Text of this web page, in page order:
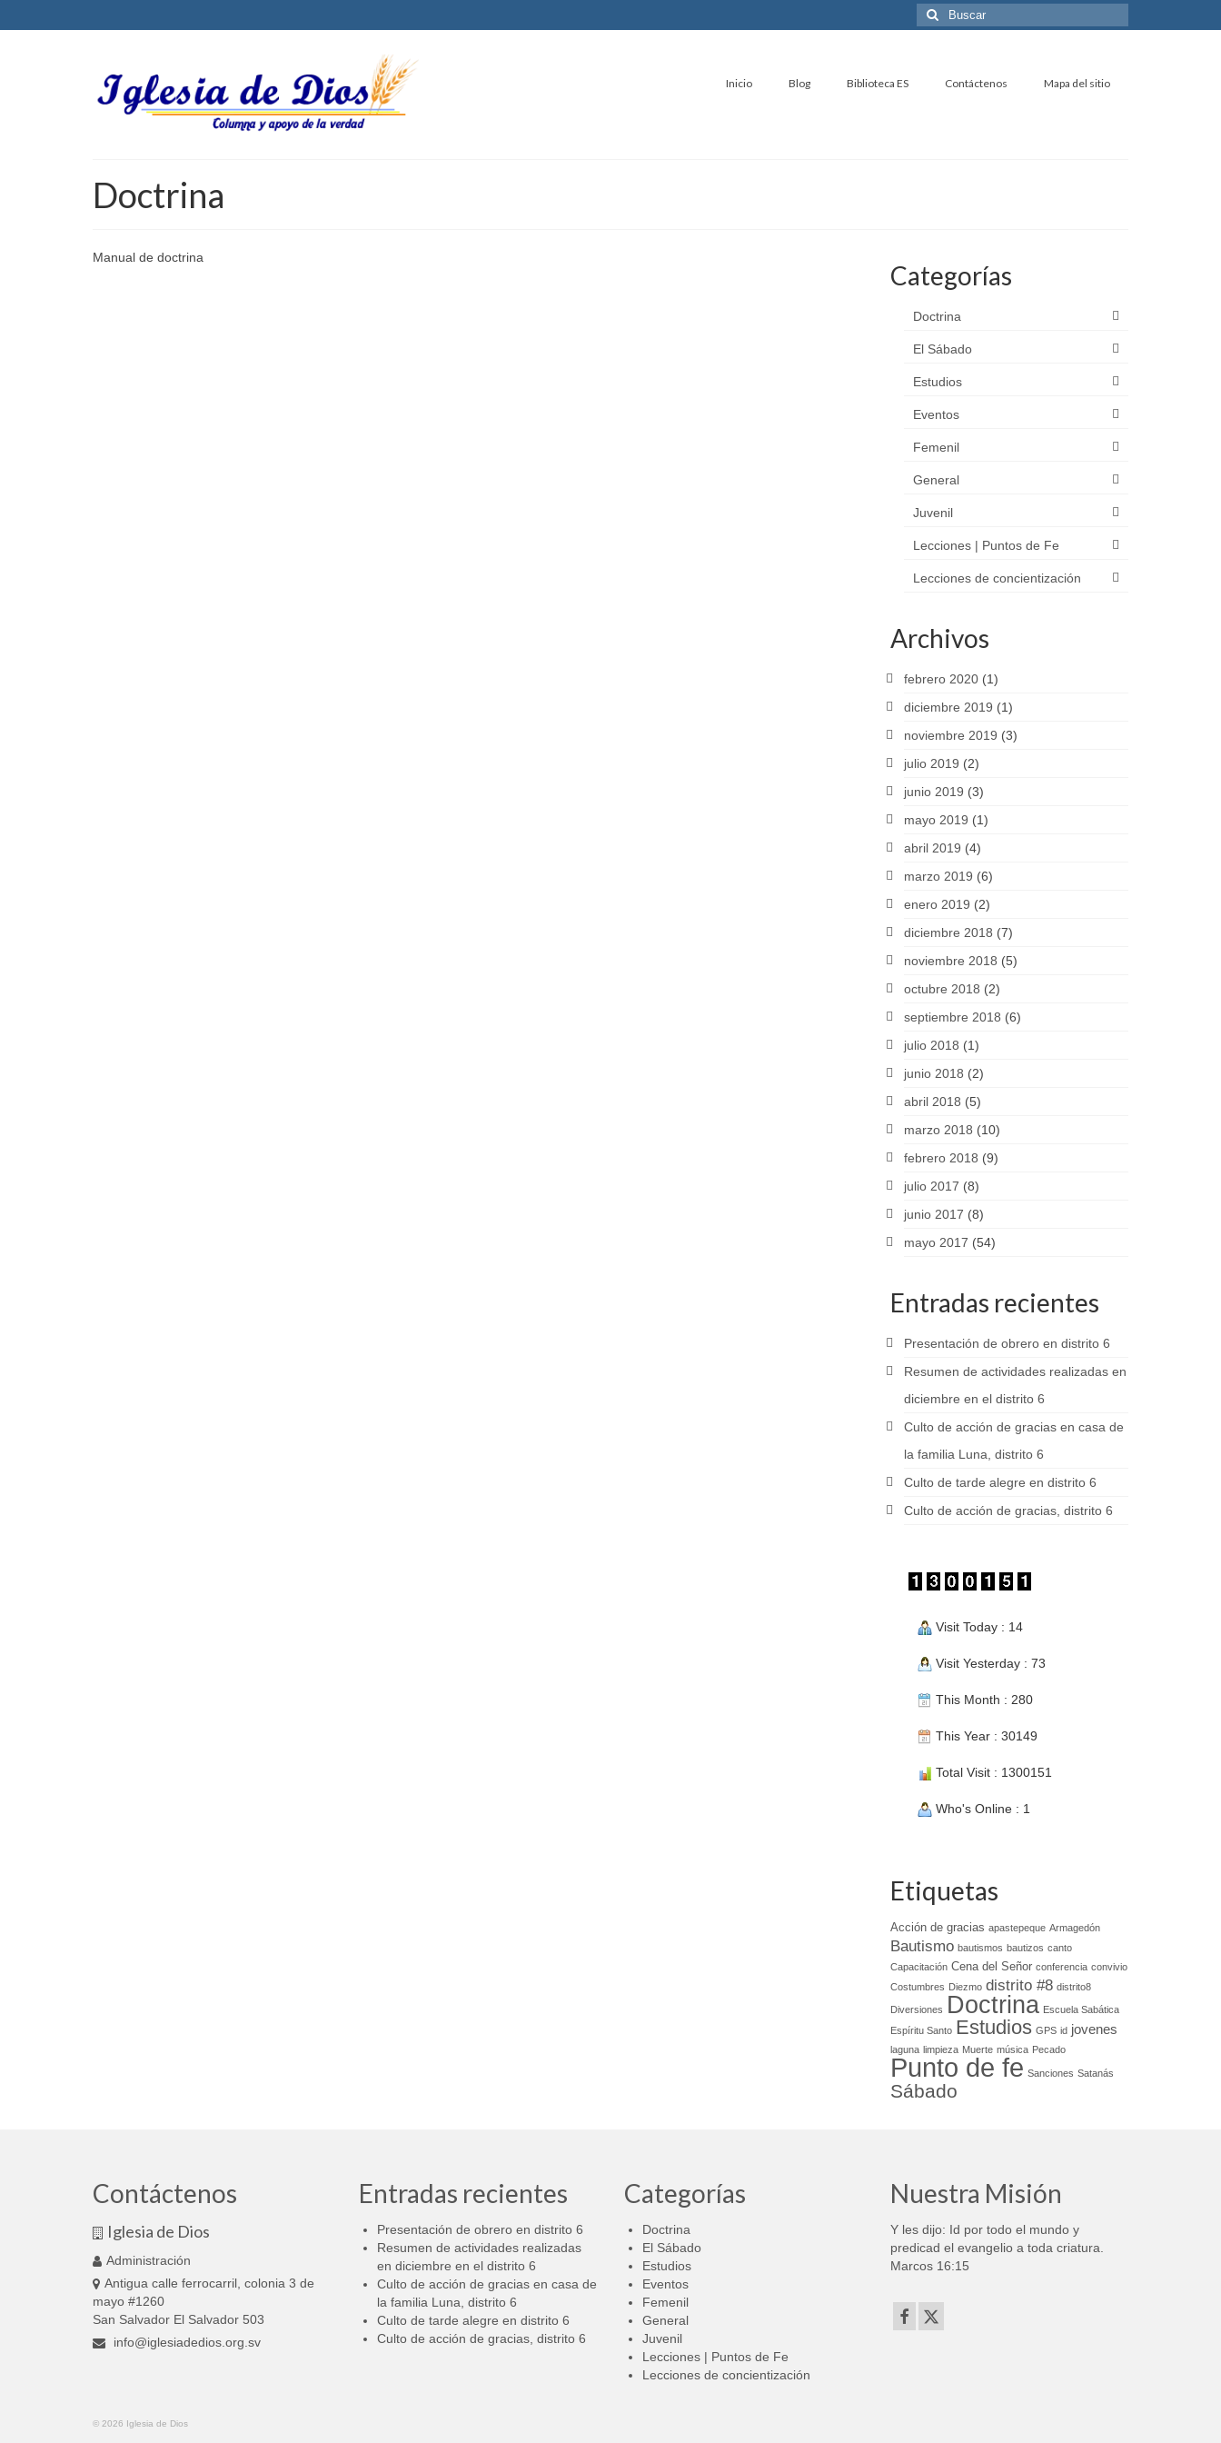
Buscar
por:
Inicio Blog Biblioteca ES Contáctenos Mapa del sitio
Doctrina
Manual de doctrina
Categorías
Doctrina
El Sábado
Estudios
Eventos
Femenil
General
Juvenil
Lecciones | Puntos de Fe
Lecciones de concientización
Archivos
febrero 2020(1)
diciembre 2019 (1)
noviembre 2019 (3)
julio 2019 (2)
junio 2019 (3)
mayo 2019 (1)
abril 2019 (4)
marzo 2019 (6)
enero 2019 (2)
diciembre 2018 (7)
noviembre 2018 (5)
octubre 2018 (2)
septiembre 2018 (6)
julio 2018 (1)
junio 2018 (2)
abril 2018 (5)
marzo 2018 (10)
febrero 2018 (9)
julio 2017 (8)
junio 2017 (8)
mayo 2017 (54)
Entradas recientes
Presentación de obrero en distrito 6
Resumen de actividades realizadas en
diciembre en el distrito 6
Culto de acción de gracias en casa de
la familia Luna, distrito 6
Culto de tarde alegre en distrito 6
Culto de acción de gracias, distrito 6
Visit Today : 14
Visit Yesterday : 73
This Month : 280
This Year : 30149
Total Visit : 1300151
Who's Online : 1
Etiquetas
Acción de gracias apastepeque Armagedón
Bautismo bautismos bautizos canto
Capacitación Cena del Señor conferencia convivio
Costumbres Diezmo distrito #8 distrito8
Diversiones Doctrina Escuela Sabática
Espíritu Santo Estudios GPS id jovenes
laguna limpieza Muerte música Pecado
Punto de fe Sanciones Satanás
Sábado
Contáctenos
Iglesia de Dios
Administración
Antigua calle ferrocarril, colonia 3 de
mayo #1260
San Salvador El Salvador 503
info@iglesiadedios.org.sv
Entradas recientes
Presentación de obrero en distrito 6
Resumen de actividades realizadas
en diciembre en el distrito 6
Culto de acción de gracias en casa de
la familia Luna, distrito 6
Culto de tarde alegre en distrito 6
Culto de acción de gracias, distrito 6
Categorías
Doctrina
El Sábado
Estudios
Eventos
Femenil
General
Juvenil
Lecciones | Puntos de Fe
Lecciones de concientización
Nuestra Misión
Y les dijo: Id por todo el mundo y
predicad el evangelio a toda criatura.
Marcos 16:15
© 2026 Iglesia de Dios